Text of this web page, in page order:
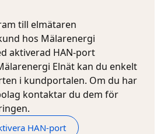
till elmätaren
hos Mälarenergi
aktiverad HAN-port
Elnät kan du enkelt
i kundportalen. Om du har
kontaktar du dem för
HAN-port